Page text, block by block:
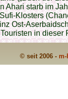
Ahari starb im
Klosters
Ost-
in dieser
© seit 2006 -